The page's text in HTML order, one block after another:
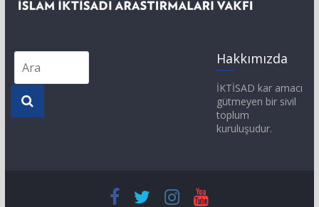
Hakkımızda
İKTİSAD kar amacı
gütmeyen bir sivil
toplum
kuruluşudur.